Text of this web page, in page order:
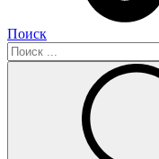
Поиск